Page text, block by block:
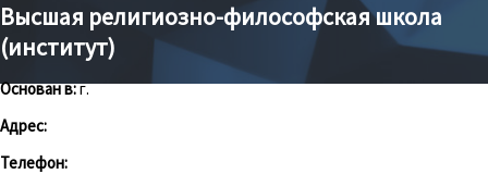
Высшая религиозно-философская школа
(институт)
Основан в:г.
Адрес:
Телефон: